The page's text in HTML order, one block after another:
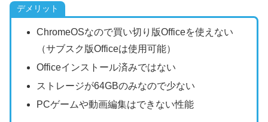
デメリット
ChromeOSなので買い切り版Officeを使えない
（サブスク版Officeは使用可能）
Officeインストール済みではない
ストレージが64GBのみなので少ない
PCゲームや動画編集はできない性能